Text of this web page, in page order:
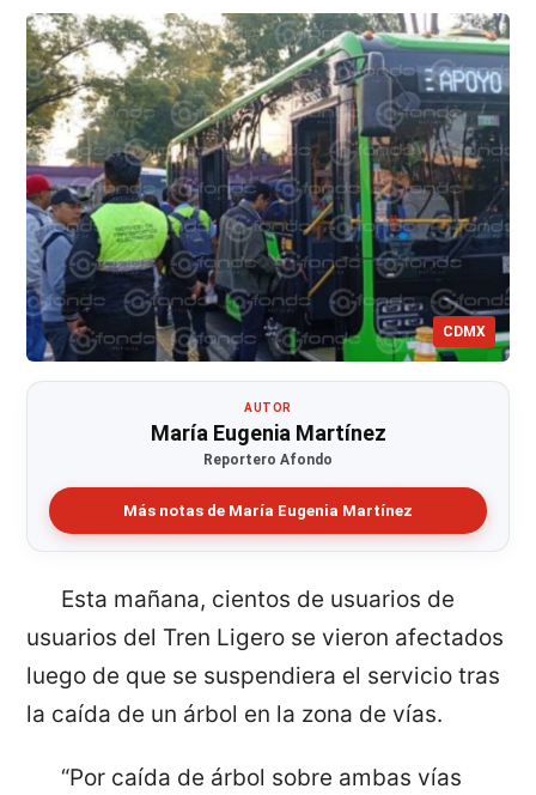
CDMX
AUTOR
María Eugenia Martínez
Reportero Afondo
Más notas de María Eugenia Martínez
Esta mañana, cientos de usuarios de
usuarios del Tren Ligero se vieron afectados
luego de que se suspendiera el servicio tras
la caída de un árbol en la zona de vías.
“Por caída de árbol sobre ambas vías